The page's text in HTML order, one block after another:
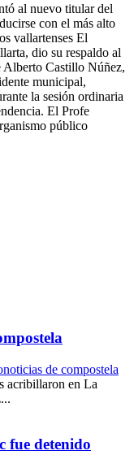
al nuevo titular del
con el más alto
vallartenses El
dio su respaldo al
Alberto Castillo Núñez,
municipal,
la sesión ordinaria
El Profe
público
noticias de compostela
acribillaron en La
fue detenido